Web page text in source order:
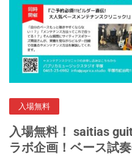
入場無料
入場無料！ saitias
ラボ企画！ベース試